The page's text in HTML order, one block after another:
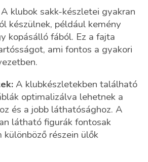
í
t
á
s
e
l
m
e
i
A klubok sakk-készletei gyakran
készülnek, például kemény
kopásálló fából. Ez a fajta
ami fontos a gyakori
A klubkészletekben található
optimalizálva lehetnek a
és a jobb láthatósághoz. A
látható figurák fontosak
részein ülők